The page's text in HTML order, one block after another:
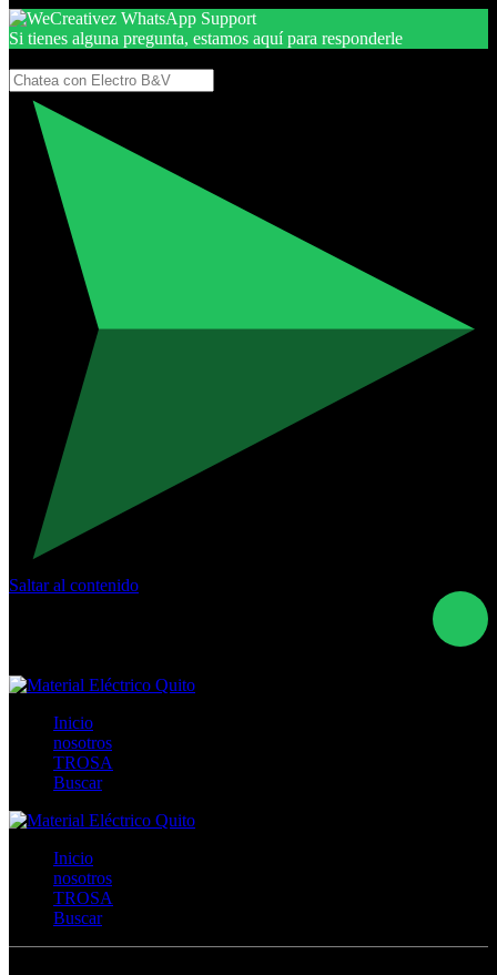
Si tienes alguna pregunta, estamos aquí para responderle
Saltar al contenido
Inicio
nosotros
TROSA
Buscar
Inicio
nosotros
TROSA
Buscar